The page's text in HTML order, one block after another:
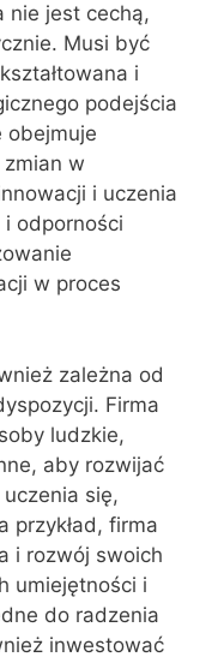
nie jest cechą,
Musi być
i
podejścia
obejmuje
w
i uczenia
odporności
w proces
zależna od
Firma
ludzkie,
aby rozwijać
się,
przykład, firma
i rozwój swoich
umiejętności i
do radzenia
inwestować